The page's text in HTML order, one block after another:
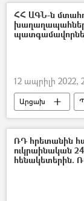
ՀՀ ԱԳՆ-ն
12 ապրիլի 2022,
Արցախ
Արտաքին
ՌԴ հրետանին
ուկրաինական
հենակետերին.